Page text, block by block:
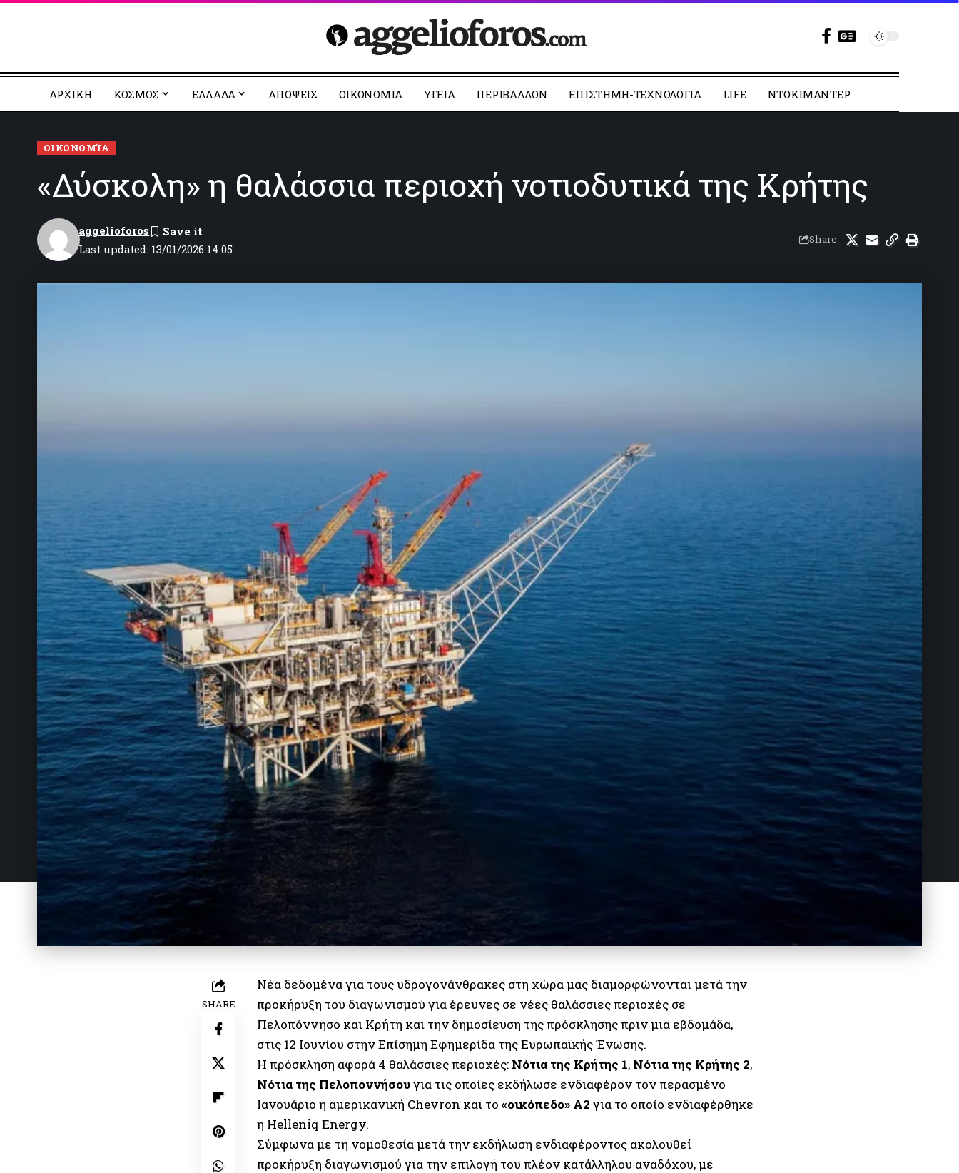
ΑΡΧΙΚΗ ΚΟΣΜΟΣ EΛΛΑΔΑ ΑΠΟΨΕΙΣ ΟΙΚΟΝΟΜΙΑ YΓΕΙΑ ΠΕΡΙΒΑΛΛΟΝ ΕΠΙΣΤΗΜΗ-ΤΕΧΝΟΛΟΓΙΑ LIFE ΝΤΟΚΙΜΑΝΤΕΡ
ΟΙΚΟΝΟΜΊΑ
«Δύσκολη» η θαλάσσια περιοχή νοτιοδυτικά της Κρήτης
Last updated: 13/01/2026 14:05
aggelioforos
Share
SHARE
Νέα δεδομένα για τους υδρογονάνθρακες στη χώρα μας διαμορφώνονται μετά την
προκήρυξη του διαγωνισμού για έρευνες σε νέες θαλάσσιες περιοχές σε
Πελοπόννησο και Κρήτη και την δημοσίευση της πρόσκλησης πριν μια εβδομάδα,
στις 12 Ιουνίου στην Επίσημη Εφημερίδα της Ευρωπαϊκής Ένωσης.
Η πρόσκληση αφορά 4 θαλάσσιες περιοχές: Νότια της Κρήτης 1, Νότια της Κρήτης 2,
Νότια της Πελοποννήσουγια τις οποίες εκδήλωσε ενδιαφέρον τον περασμένο
Ιανουάριο η αμερικανική Chevron και το «οικόπεδο» Α2 για το οποίο ενδιαφέρθηκε
η Helleniq Energy.
Σύμφωνα με τη νομοθεσία μετά την εκδήλωση ενδιαφέροντος ακολουθεί
προκήρυξη διαγωνισμού για την επιλογή του πλέον κατάλληλου αναδόχου, με